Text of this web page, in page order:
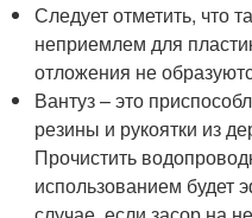
Следует отметить, что
неприемлем для
отложения не
Вантуз – это
резины и рукоятки из
Прочистить
использованием будет